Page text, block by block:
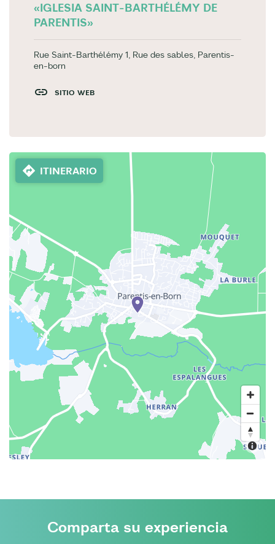
«IGLESIA SAINT-BARTHÉLÉMY DE
PARENTIS»
Rue Saint-Barthélémy 1, Rue des sables, Parentis-
en-born
SITIO WEB
ITINERARIO
Comparta su experiencia